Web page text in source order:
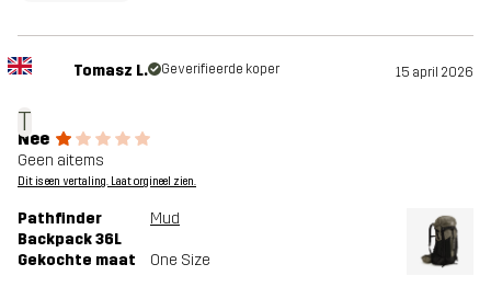
T
Tomasz L. Geverifieerde koper 15 april 2026
Nee
Geen aitems
Dit is een vertaling. Laat orgineel zien.
Pathfinder
Backpack 36L
Mud
Gekochte maat One Size